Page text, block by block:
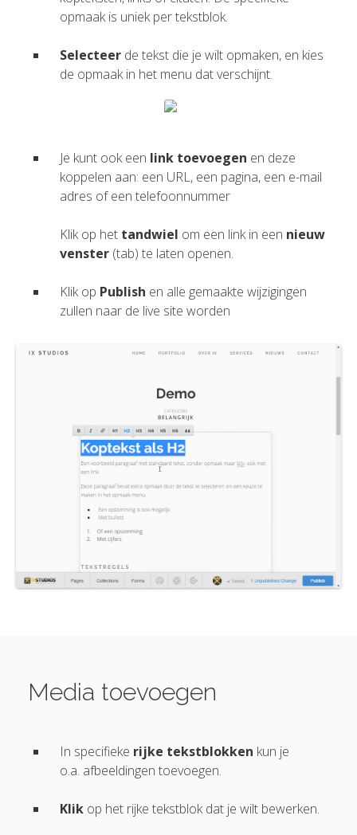
opmaak is uniek per tekstblok.
Selecteer de tekst die je wilt opmaken, en kies
de opmaak in het menu dat verschijnt.
Je kunt ook een link toevoegen en deze
koppelen aan: een URL, een pagina, een e-mail
adres of een telefoonnummer
Klik op het tandwiel om een link in een nieuw
venster (tab) te laten openen.
Klik op Publish en alle gemaakte wijzigingen
zullen naar de live site worden
Media toevoegen
In specifieke rijke tekstblokken kun je
o.a. afbeeldingen toevoegen.
Klik op het rijke tekstblok dat je wilt bewerken.